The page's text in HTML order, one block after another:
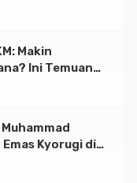
Makin
Ini Temuan
Kyorugi di
Open